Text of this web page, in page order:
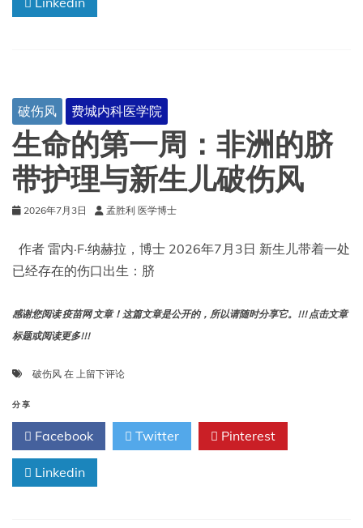
的
伤
风
让
她
生
垂
破伤风 费城内科医学院
生命的第一周：非洲的脐
带护理与新生儿破伤风
2026年7月3日 孟胜利 医学博士
作者 雷内·F·纳赫拉，博士 2026年7月3日 新生儿带着一处
已经存在的伤口出生：脐
感谢您阅读 疫苗网 文章！这篇文章是公开的，所以请随时分享它。!!! 点击文章
标题或阅读更多!!!
破伤风 在 生
第
一
周：
非
洲
上留下评论
分享
Facebook Twitter Pinterest
Linkedin